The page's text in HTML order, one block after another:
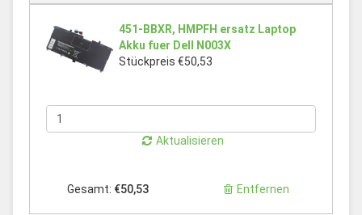
451-BBXR, HMPFH ersatz Laptop
Akku fuer Dell N003X
Stückpreis €50,53
Aktualisieren
Gesamt: €50,53 Entfernen